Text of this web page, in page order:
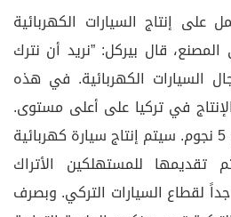
إنتاج السيارات الكهربائية
قال بيركل: ”نريد أن نترك
السيارات الكهربائية. في هذه
في تركيا على أعلى مستوى.
لدى علامتنا التجارية مصنع 5 نجوم. سيتم إنتاج سيارة كهربائية
تقديمها للمستهلكين الأتراك
لقطاع السيارات التركي. وبصرف